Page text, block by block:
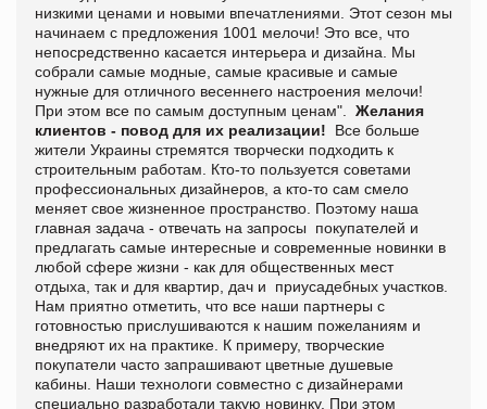
низкими ценами и новыми впечатлениями. Этот сезон мы
начинаем с предложения 1001 мелочи! Это все, что
непосредственно касается интерьера и дизайна. Мы
собрали самые модные, самые красивые и самые
нужные для отличного весеннего настроения мелочи!
При этом все по самым доступным ценам". Желания
клиентов - повод для их реализации! Все больше
жители Украины стремятся творчески подходить к
строительным работам. Кто-то пользуется советами
профессиональных дизайнеров, а кто-то сам смело
меняет свое жизненное пространство. Поэтому наша
главная задача - отвечать на запросы покупателей и
предлагать самые интересные и современные новинки в
любой сфере жизни - как для общественных мест
отдыха, так и для квартир, дач и приусадебных участков.
Нам приятно отметить, что все наши партнеры с
готовностью прислушиваются к нашим пожеланиям и
внедряют их на практике. К примеру, творческие
покупатели часто запрашивают цветные душевые
кабины. Наши технологи совместно с дизайнерами
специально разработали такую новинку. При этом